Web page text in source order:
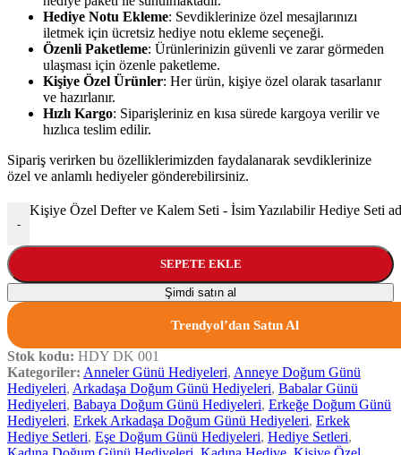
Hediye Notu Ekleme: Sevdiklerinize özel mesajlarınızı
iletmek için ücretsiz hediye notu ekleme seçeneği.
Özenli Paketleme: Ürünlerinizin güvenli ve zarar görmeden
ulaşması için özenle paketleme.
Kişiye Özel Ürünler: Her ürün, kişiye özel olarak tasarlanır
ve hazırlanır.
Hızlı Kargo: Siparişleriniz en kısa sürede kargoya verilir ve
hızlıca teslim edilir.
Sipariş verirken bu özelliklerimizden faydalanarak sevdiklerinize
özel ve anlamlı hediyeler gönderebilirsiniz.
-
Kişiye Özel Defter ve Kalem Seti - İsim Yazılabilir Hediye Seti
SEPETE EKLE
Şimdi satın al
Trendyol’dan Satın Al
Stok kodu: HDY DK 001
Kategoriler: Anneler Günü Hediyeleri, Anneye Doğum Günü
Hediyeleri, Arkadaşa Doğum Günü Hediyeleri, Babalar Günü
Hediyeleri, Babaya Doğum Günü Hediyeleri, Erkeğe Doğum Günü
Hediyeleri, Erkek Arkadaşa Doğum Günü Hediyeleri, Erkek
Hediye Setleri, Eşe Doğum Günü Hediyeleri, Hediye Setleri,